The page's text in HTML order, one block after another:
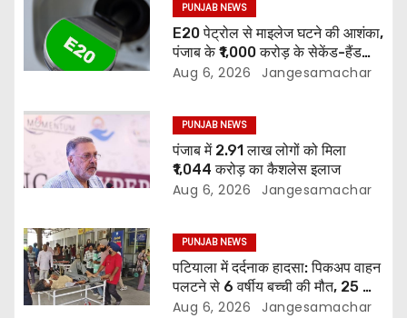
PUNJAB NEWS
E20 पेट्रोल से माइलेज घटने की आशंका,
पंजाब के ₹1,000 करोड़ के सेकेंड-हैंड
वाहन बाजार पर असर
Aug 6, 2026 Jangesamachar
PUNJAB NEWS
पंजाब में 2.91 लाख लोगों को मिला
₹1,044 करोड़ का कैशलेस इलाज
Aug 6, 2026 Jangesamachar
PUNJAB NEWS
पटियाला में दर्दनाक हादसा: पिकअप वाहन
पलटने से 6 वर्षीय बच्ची की मौत, 25 लोग
घायल
Aug 6, 2026 Jangesamachar